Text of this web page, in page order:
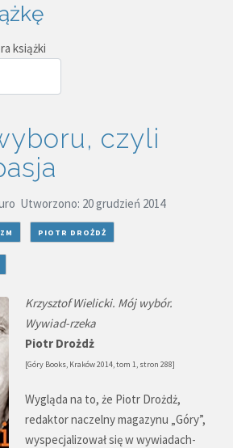
książki
czyli
Utworzono: 20 grudzień 2014
PIOTR DROŻDŻ
Krzysztof Wielicki. Mój wybór.
Wywiad-rzeka
Piotr Drożdż
[Góry Books, Kraków 2014, tom 1, stron 288]
Wygląda na to, że Piotr Drożdż,
redaktor naczelny magazynu „Góry”,
wyspecjalizował się w wywiadach-